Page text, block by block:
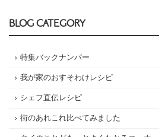
BLOG CATEGORY
特集バックナンバー
我が家のおすそわけレシピ
シェフ直伝レシピ
街のあれこれ比べてみました